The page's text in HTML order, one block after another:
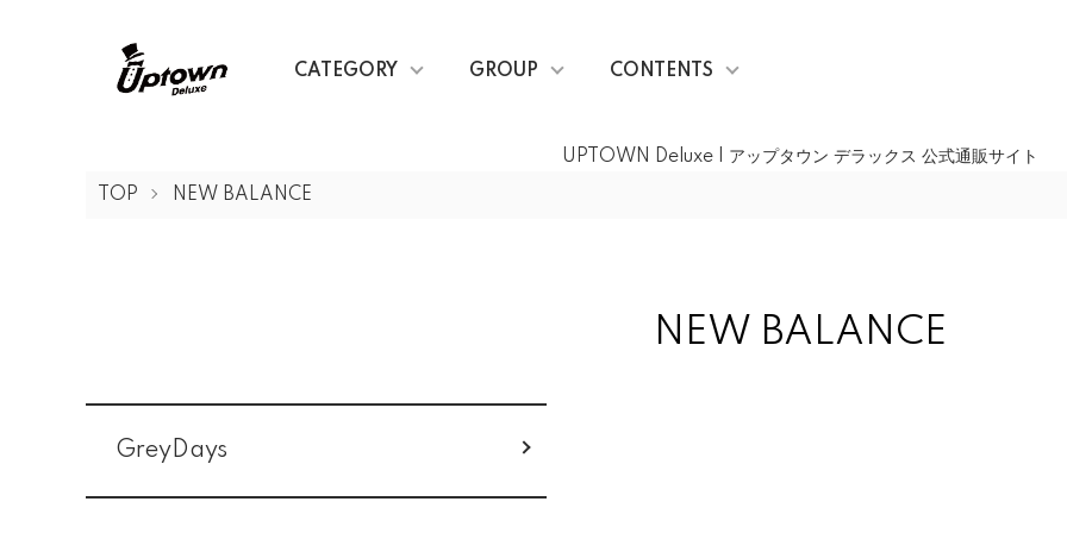
UPTOWN Deluxe | アップタウン デラックス 公式通販サイト
CATEGORY GROUP CONTENTS
TOP NEW BALANCE
NEW BALANCE
GreyDays